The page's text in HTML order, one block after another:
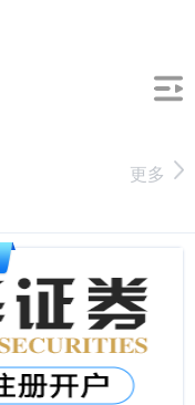
更多